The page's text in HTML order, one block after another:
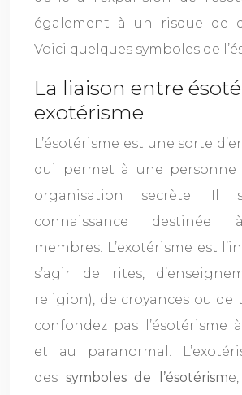
également à un risque de
Voici quelques symboles de
La liaison entre
exotérisme
L’ésotérisme est une sorte
qui permet à une personne
organisation secrète. Il
connaissance destinée
membres. L’exotérisme est
s’agir de rites,
religion), de croyances ou de
confondez pas l’ésotérisme
et au paranormal.
des symboles de l’ésotérism